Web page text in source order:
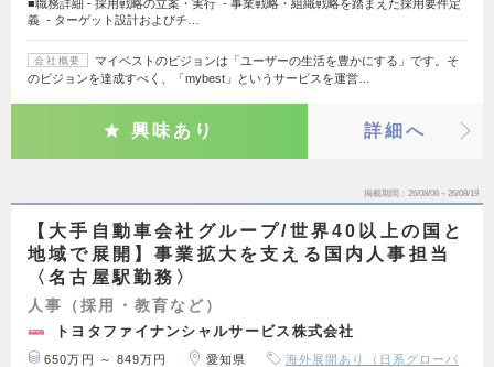
■職務詳細 - 採用戦略の立案・実行 - 事業戦略・組織戦略を踏まえた採用要件定
義 - ターゲット設計およびチ…
会社概要
マイベストのビジョンは「ユーザーの生活を豊かにする」です。そ
のビジョンを達成すべく、「mybest」というサービスを運営…
興味あり 詳細へ
掲載期間 26/08/06～26/08/19
【大手自動車会社グループ/世界40以上の国と
地域で展開】事業拡大を支える国内人事担当
〈名古屋駅勤務〉
人事（採用・教育など）
トヨタファイナンシャルサービス株式会社
650万円 ～ 849万円 愛知県
海外展開あり（日系グローバ